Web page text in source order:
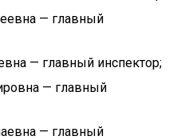
— главный
— главный инспектор;
— главный
— главный